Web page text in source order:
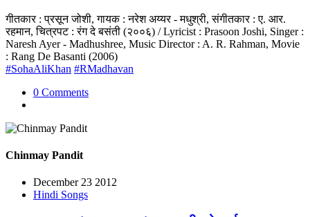
गीतकार : प्रसून जोशी, गायक : नरेश अय्यर - मधुश्री, संगीतकार : ए. आर.
रहमान, चित्रपट : रंग दे बसंती (२००६) / Lyricist : Prasoon Joshi, Singer :
Naresh Ayer - Madhushree, Music Director : A. R. Rahman, Movie
: Rang De Basanti (2006)
#SohaAliKhan #RMadhavan
0 Comments
Chinmay Pandit
December 23 2012
Hindi Songs